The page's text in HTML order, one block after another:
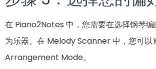
在 Piano2Notes 中，您需要在选择钢琴
为乐器。在 Melody Scanner 中，您可以
Arrangement Mode。